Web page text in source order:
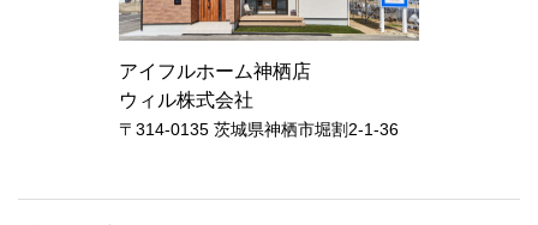
アイフルホーム神栖店
ウィル株式会社
〒314-0135 茨城県神栖市堀割2-1-36